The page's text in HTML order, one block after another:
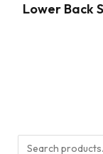
Lower Back